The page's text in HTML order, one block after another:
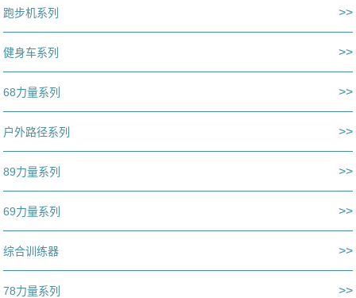
跑步机系列 >>
健身车系列 >>
68力量系列 >>
户外路径系列 >>
89力量系列 >>
69力量系列 >>
综合训练器 >>
78力量系列 >>